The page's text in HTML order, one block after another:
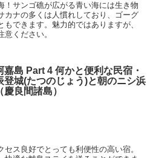
！サンゴ礁が広がる青い海には生き物
カナの多くは人慣れしており、ゴーグ
できます。魅力的ではありますが、
ください。
嘉島 Part 4 何かと便利な民宿・
登城(たつのじょう)と朝のニシ浜
（慶良間諸島）
ス良好でとっても利便性の高い宿。